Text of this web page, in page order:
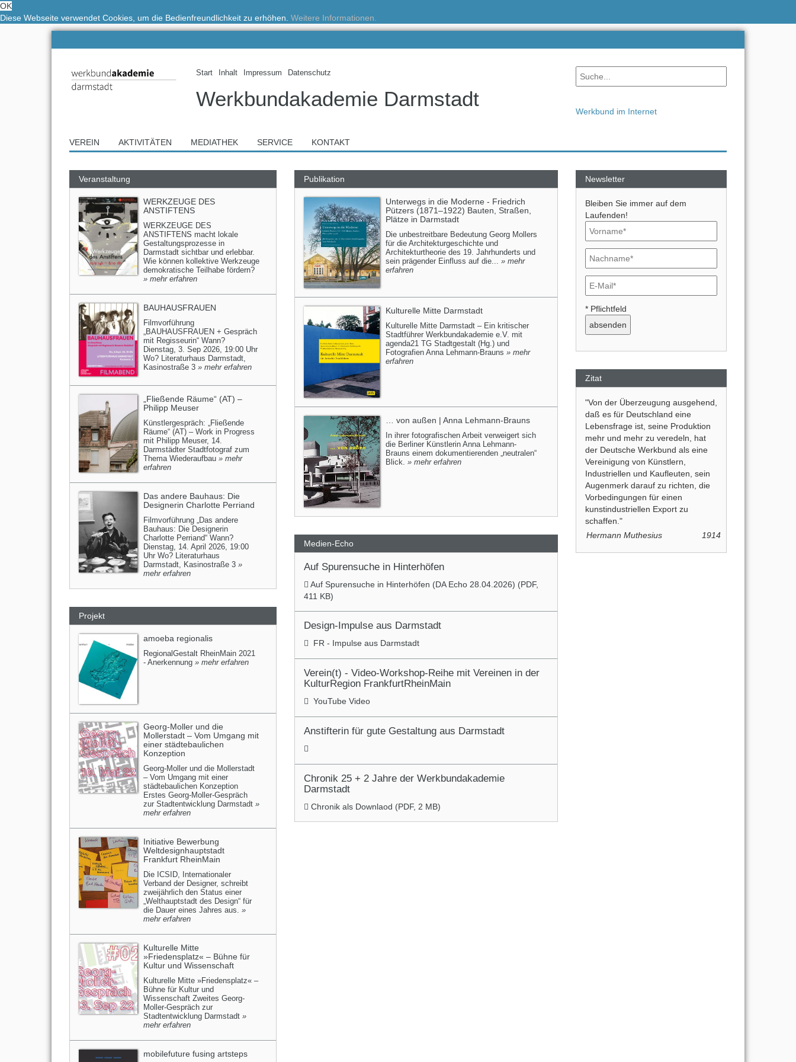
OK
Diese Webseite verwendet Cookies, um die Bedienfreundlichkeit zu erhöhen. Weitere Informationen.
Start Inhalt Impressum Datenschutz
Werkbundakademie Darmstadt
Werkbund im Internet
VEREIN AKTIVITÄTEN MEDIATHEK SERVICE KONTAKT
Veranstaltung
WERKZEUGE DES
ANSTIFTENS
WERKZEUGE DES
ANSTIFTENS macht lokale
Gestaltungsprozesse in
Darmstadt sichtbar und erlebbar.
Wie können kollektive Werkzeuge
demokratische Teilhabe fördern?
» mehr erfahren
BAUHAUSFRAUEN
Filmvorführung
„BAUHAUSFRAUEN + Gespräch
mit Regisseurin“ Wann?
Dienstag, 3. Sep 2026, 19:00 Uhr
Wo? Literaturhaus Darmstadt,
Kasinostraße 3 » mehr erfahren
„Fließende Räume“ (AT) –
Philipp Meuser
Künstlergespräch: „Fließende
Räume“ (AT) – Work in Progress
mit Philipp Meuser, 14.
Darmstädter Stadtfotograf zum
Thema Wiederaufbau » mehr
erfahren
Das andere Bauhaus: Die
Designerin Charlotte Perriand
Filmvorführung „Das andere
Bauhaus: Die Designerin
Charlotte Perriand“ Wann?
Dienstag, 14. April 2026, 19:00
Uhr Wo? Literaturhaus
Darmstadt, Kasinostraße 3 »
mehr erfahren
Projekt
amoeba regionalis
RegionalGestalt RheinMain 2021
- Anerkennung » mehr erfahren
Georg-Moller und die
Mollerstadt – Vom Umgang mit
einer städtebaulichen
Konzeption
Georg-Moller und die Mollerstadt
– Vom Umgang mit einer
städtebaulichen Konzeption
Erstes Georg-Moller-Gespräch
zur Stadtentwicklung Darmstadt »
mehr erfahren
Initiative Bewerbung
Weltdesignhauptstadt
Frankfurt RheinMain
Die ICSID, Internationaler
Verband der Designer, schreibt
zweijährlich den Status einer
„Welthauptstadt des Design“ für
die Dauer eines Jahres aus. »
mehr erfahren
Kulturelle Mitte
»Friedensplatz« – Bühne für
Kultur und Wissenschaft
Kulturelle Mitte »Friedensplatz« –
Bühne für Kultur und
Wissenschaft Zweites Georg-
Moller-Gespräch zur
Stadtentwicklung Darmstadt »
mehr erfahren
mobilefuture fusing artsteps
Publikation
Unterwegs in die Moderne - Friedrich
Pützers (1871–1922) Bauten, Straßen,
Plätze in Darmstadt
Die unbestreitbare Bedeutung Georg Mollers
für die Architekturgeschichte und
Architekturtheorie des 19. Jahrhunderts und
sein prägender Einfluss auf die...
» mehr
erfahren
Kulturelle Mitte Darmstadt
Kulturelle Mitte Darmstadt – Ein kritischer
Stadtführer Werkbundakademie e.V. mit
agenda21 TG Stadtgestalt (Hg.) und
Fotografien Anna Lehmann-Brauns » mehr
erfahren
… von außen | Anna Lehmann-Brauns
In ihrer fotografischen Arbeit verweigert sich
die Berliner Künstlerin Anna Lehmann-
Brauns einem dokumentierenden „neutralen“
Blick.» mehr erfahren
Medien-Echo
Auf Spurensuche in Hinterhöfen
Auf Spurensuche in Hinterhöfen (DA Echo 28.04.2026) (PDF,
411 KB)
Design-Impulse aus Darmstadt
FR - Impulse aus Darmstadt
Verein(t) - Video-Workshop-Reihe mit Vereinen in der
KulturRegion FrankfurtRheinMain
YouTube Video
Anstifterin für gute Gestaltung aus Darmstadt
Chronik 25 + 2 Jahre der Werkbundakademie
Darmstadt
Chronik als Downlaod (PDF, 2 MB)
Newsletter
Bleiben Sie immer auf dem
Laufenden!
* Pflichtfeld
Zitat
"Von der Überzeugung ausgehend,
daß es für Deutschland eine
Lebensfrage ist, seine Produktion
mehr und mehr zu veredeln, hat
der Deutsche Werkbund als eine
Vereinigung von Künstlern,
Industriellen und Kaufleuten, sein
Augenmerk darauf zu richten, die
Vorbedingungen für einen
kunstindustriellen Export zu
schaffen."
Hermann Muthesius
1914